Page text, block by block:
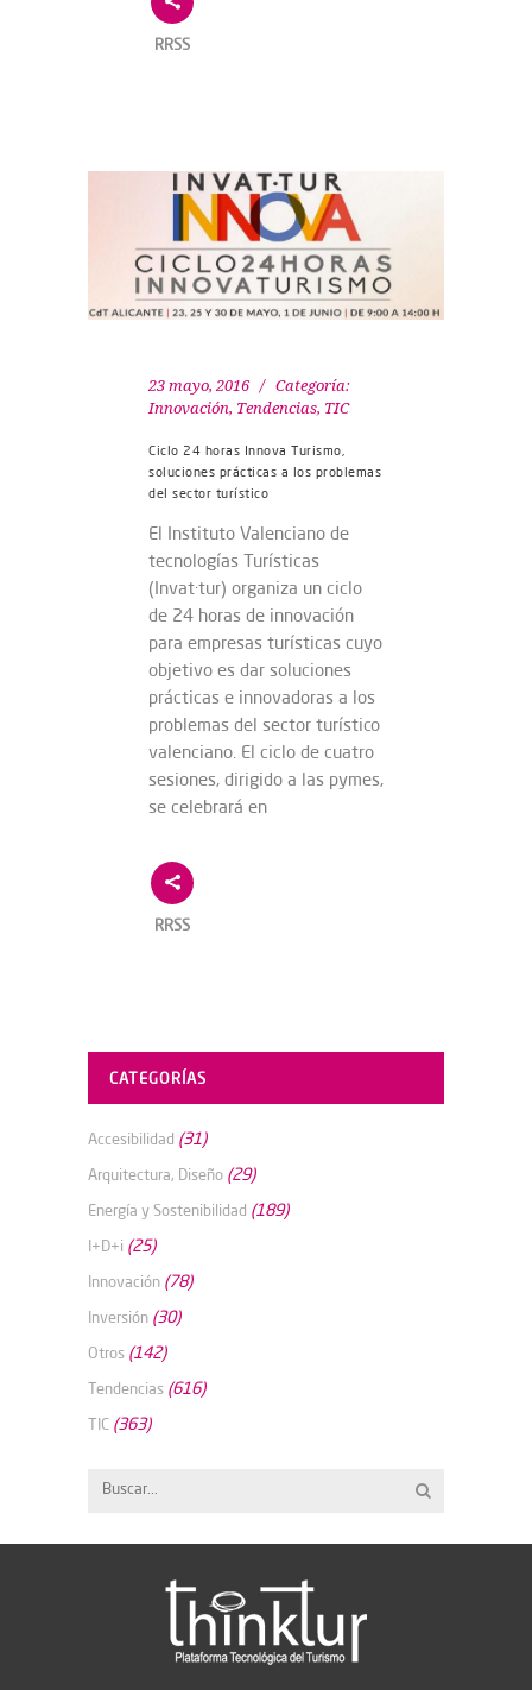
RRSS
23 mayo, 2016
Categoría:
Innovación, Tendencias, TIC
Ciclo 24 horas Innova Turismo,
soluciones prácticas a los problemas
del sector turístico
El Instituto Valenciano de
tecnologías Turísticas
(Invat·tur) organiza un ciclo
de 24 horas de innovación
para empresas turísticas cuyo
objetivo es dar soluciones
prácticas e innovadoras a los
problemas del sector turístico
valenciano. El ciclo de cuatro
sesiones, dirigido a las pymes,
se celebrará en
RRSS
CATEGORÍAS
Accesibilidad (31)
Arquitectura, Diseño (29)
Energía y Sostenibilidad (189)
I+D+i (25)
Innovación (78)
Inversión (30)
Otros (142)
Tendencias (616)
TIC (363)